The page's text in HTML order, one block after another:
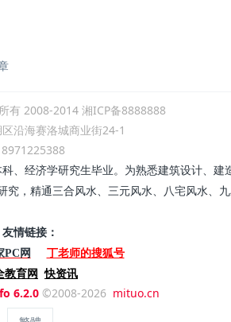
有 2008-2014 湘ICP备8888888
沿海赛洛城商业街24-1
、经济学研究生毕业。为熟悉建筑设计、
，精通三合风水、三元风水、八宅风水、
友情链接：
PC网
丁老师的搜狐号
教育网 快资讯
6.2.0©2008-2026 mituo.cn